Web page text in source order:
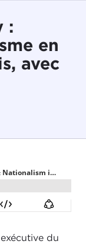
:
en
avec
du